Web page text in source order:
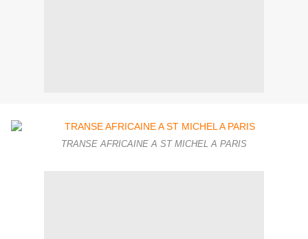
TRANSE AFRICAINE A ST MICHEL A PARIS